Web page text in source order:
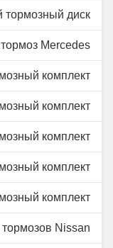
тормозный диск
Mercedes
комплект
комплект
комплект
комплект
комплект
Nissan